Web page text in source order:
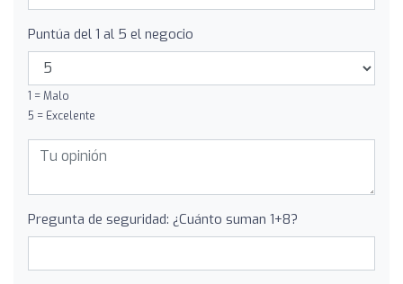
Puntúa del 1 al 5 el negocio
1 = Malo
5 = Excelente
Pregunta de seguridad: ¿Cuánto suman 1+8?